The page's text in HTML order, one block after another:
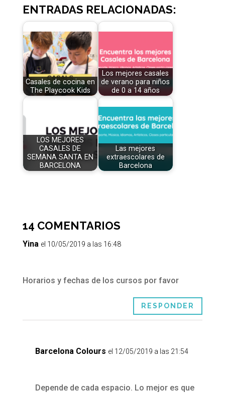
ENTRADAS RELACIONADAS:
Casales de cocina en
The Playcook Kids
Los mejores casales
de verano para niños
de 0 a 14 años
LOS MEJORES
CASALES DE
SEMANA SANTA EN
BARCELONA
Las mejores
extraescolares de
Barcelona
14 COMENTARIOS
Yina el 10/05/2019 a las 16:48
Horarios y fechas de los cursos por favor
RESPONDER
Barcelona Colours el 12/05/2019 a las 21:54
Depende de cada espacio. Lo mejor es que